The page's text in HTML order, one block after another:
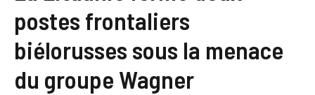
postes frontaliers
biélorusses sous la menace
du groupe Wagner